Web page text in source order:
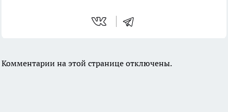
Комментарии на этой странице отключены.